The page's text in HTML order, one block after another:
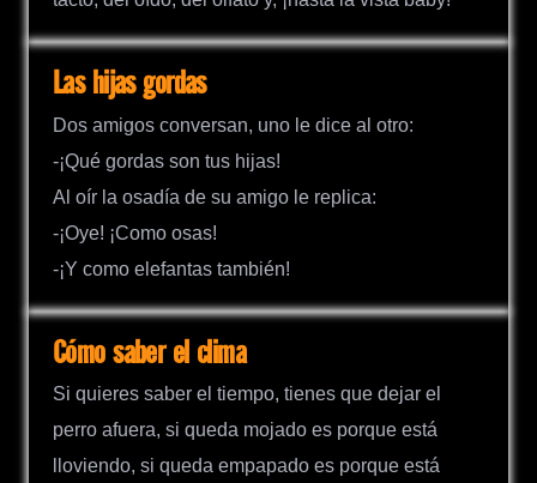
Las hijas gordas
Dos amigos conversan, uno le dice al otro:
-¡Qué gordas son tus hijas!
Al oír la osadía de su amigo le replica:
-¡Oye! ¡Como osas!
-¡Y como elefantas también!
Cómo saber el clima
Si quieres saber el tiempo, tienes que dejar el
perro afuera, si queda mojado es porque está
lloviendo, si queda empapado es porque está